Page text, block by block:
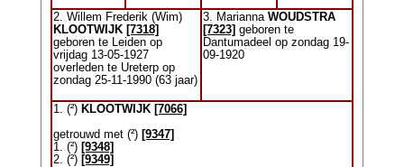
2. Willem Frederik (Wim)
KLOOTWIJK [7318]
geboren te Leiden op
vrijdag 13-05-1927
overleden te Ureterp op
zondag 25-11-1990 (63 jaar)
3. Marianna WOUDSTRA
[7323] geboren te
Dantumadeel op zondag 19-
09-1920
1. (²) KLOOTWIJK [7066]
getrouwd met (²) [9347]
1. (²) [9348]
2. (²) [9349]